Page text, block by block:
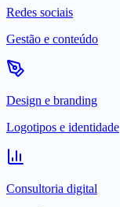
Redes sociais
Gestão e conteúdo
Design e branding
Logotipos e identidade
Consultoria digital